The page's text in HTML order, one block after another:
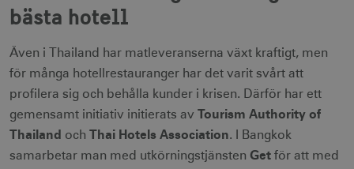
bästa hotell
Även i Thailand har matleveranserna växt kraftigt, men
för många hotellrestauranger har det varit svårt att
profilera sig och behålla kunder i krisen. Därför har ett
gemensamt initiativ initierats av Tourism Authority of
Thailand och Thai Hotels Association. I Bangkok
samarbetar man med utkörningstjänsten Get för att med